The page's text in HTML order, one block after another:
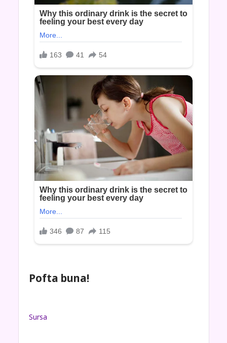
Pofta buna!
Sursa